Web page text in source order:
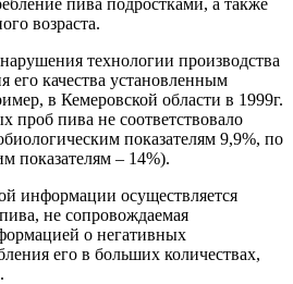
возраста.
технологии производства
его качества установленным
в Кемеровской области в 1999г.
проб пива не соответствовало
показателям 9,9%, по
показателям – 14%).
информации осуществляется
не сопровождаемая
о негативных
его в больших количествах,